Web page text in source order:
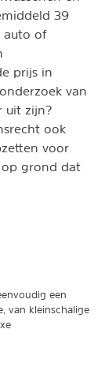
39
auto of
prijs in
van
uit zijn?
ook
voor
grond dat
een
van kleinschalige